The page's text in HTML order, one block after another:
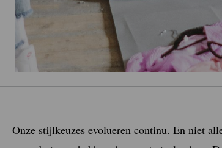
Onze stijlkeuzes evolueren continu. En niet